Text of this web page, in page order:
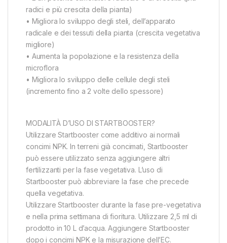
radici e più crescita della pianta)
• Migliora lo sviluppo degli steli, dell’apparato
radicale e dei tessuti della pianta (crescita vegetativa
migliore)
• Aumenta la popolazione e la resistenza della
microflora
• Migliora lo sviluppo delle cellule degli steli
(incremento fino a 2 volte dello spessore)
MODALITÀ D’USO DI STARTBOOSTER?
Utilizzare Startbooster come additivo ai normali
concimi NPK. In terreni già concimati, Startbooster
può essere utilizzato senza aggiungere altri
fertilizzanti per la fase vegetativa. L’uso di
Startbooster può abbreviare la fase che precede
quella vegetativa.
Utilizzare Startbooster durante la fase pre-vegetativa
e nella prima settimana di fioritura. Utilizzare 2,5 ml di
prodotto in 10 L d’acqua. Aggiungere Startbooster
dopo i concimi NPK e la misurazione dell’EC.